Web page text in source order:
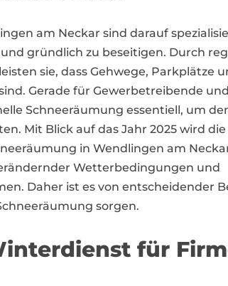
am Neckar sind darauf
gründlich zu beseitigen. Durch
sie, dass Gehwege, Parkplätze
Gerade für Gewerbetreibende und
Schneeräumung essentiell, um
Mit Blick auf das Jahr 2025 wird die
in Wendlingen am
Wetterbedingungen und
Daher ist es von entscheidender
sorgen.
für